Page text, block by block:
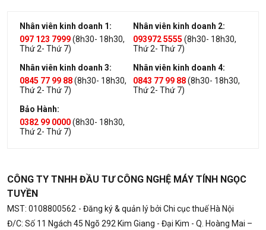
Nhân viên kinh doanh 1:
097 123 7999(8h30- 18h30,
Thứ 2- Thứ 7)
Nhân viên kinh doanh 2:
093972 5555 (8h30- 18h30,
Thứ 2- Thứ 7)
Nhân viên kinh doanh 3:
0845 77 99 88(8h30- 18h30,
Thứ 2- Thứ 7)
Nhân viên kinh doanh 4:
0843 77 99 88(8h30- 18h30,
Thứ 2- Thứ 7)
Bảo Hành:
0382 99 0000(8h30- 18h30,
Thứ 2- Thứ 7)
CÔNG TY TNHH ĐẦU TƯ CÔNG NGHỆ MÁY TÍNH NGỌC
TUYỀN
MST: 0108800562 - Đăng ký & quản lý bởi Chi cục thuế Hà Nội
Đ/C: Số 11 Ngách 45 Ngõ 292 Kim Giang - Đại Kim - Q. Hoàng Mai –